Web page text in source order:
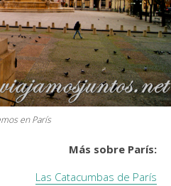
en París
Más sobre París:
Las Catacumbas de París